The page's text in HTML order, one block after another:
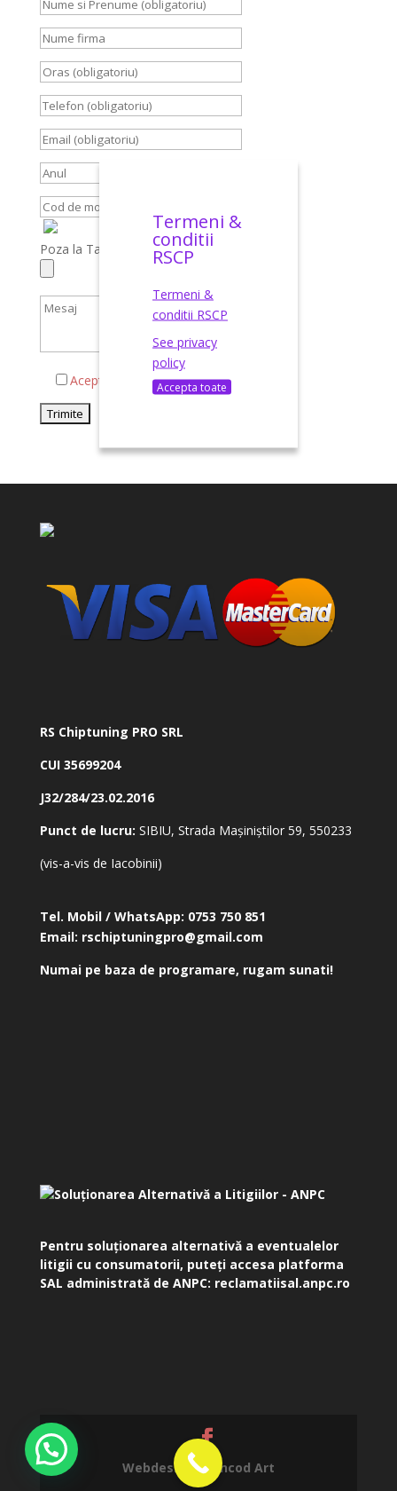
Poza la Talon, Carte Identitate, Brief
Acepta termenii si conditiile
RS Chiptuning PRO SRL
CUI 35699204
J32/284/23.02.2016
Punct de lucru: SIBIU, Strada Mașiniștilor 59, 550233
(vis-a-vis de Iacobinii)
Tel. Mobil / WhatsApp: 0753 750 851
Email: rschiptuningpro@gmail.com
Numai pe baza de programare, rugam sunati!
Pentru soluționarea alternativă a eventualelor
litigii cu consumatorii, puteți accesa platforma
SAL administrată de ANPC: reclamatiisal.anpc.ro
Webdesign by Incod Art
Termeni &
conditii
RSCP
Termeni &
conditii RSCP
See privacy
policy
Accepta toate